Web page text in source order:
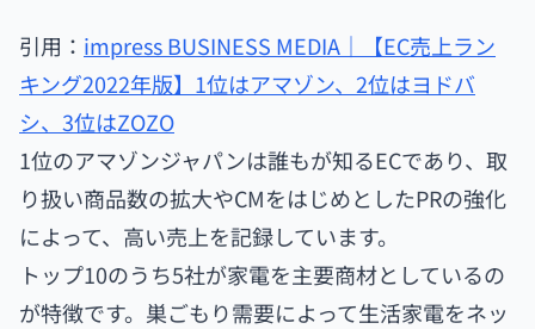
引用： impress BUSINESS MEDIA｜【EC売上ラン
キング2022年版】1位はアマゾン、2位はヨドバ
シ、3位はZOZO
1位のアマゾンジャパンは誰もが知るECであり、取
り扱い商品数の拡大やCMをはじめとしたPRの強化
によって、高い売上を記録しています。
トップ10のうち5社が家電を主要商材としているの
が特徴です。巣ごもり需要によって生活家電をネッ